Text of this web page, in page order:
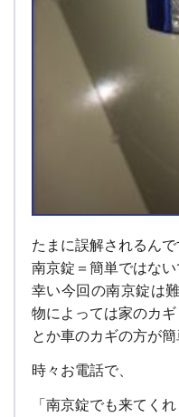
たまに誤解されるんで
南京錠＝簡単ではな
幸い今回の南京錠は
物によっては家のカギ
とか車のカギの方が
時々お電話で、
「南京錠でも来てくれ